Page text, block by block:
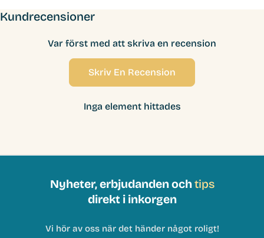
Kundrecensioner
Var först med att skriva en recension
Skriv En Recension
Inga element hittades
Nyheter, erbjudanden ochtips
direkt i inkorgen
Vi hör av oss när det händer något roligt!